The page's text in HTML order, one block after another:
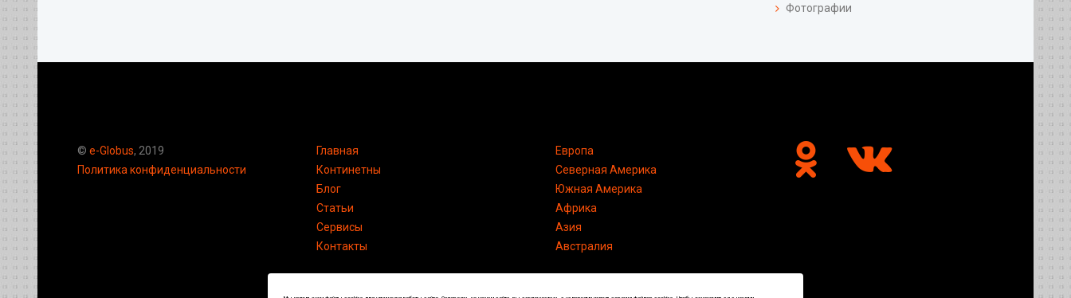
Фотографии
© e-Globus, 2019
Политика конфиденциальности
Главная
Континетны
Блог
Статьи
Сервисы
Контакты
Европа
Северная Америка
Южная Америка
Африка
Азия
Австралия